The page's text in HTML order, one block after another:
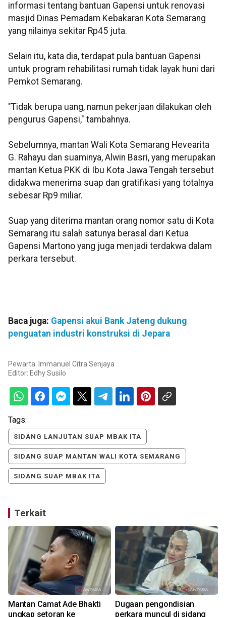
informasi tentang bantuan Gapensi untuk renovasi
masjid Dinas Pemadam Kebakaran Kota Semarang
yang nilainya sekitar Rp45 juta.
Selain itu, kata dia, terdapat pula bantuan Gapensi
untuk program rehabilitasi rumah tidak layak huni dari
Pemkot Semarang.
"Tidak berupa uang, namun pekerjaan dilakukan oleh
pengurus Gapensi," tambahnya.
Sebelumnya, mantan Wali Kota Semarang Hevearita
G. Rahayu dan suaminya, Alwin Basri, yang merupakan
mantan Ketua PKK di Ibu Kota Jawa Tengah tersebut
didakwa menerima suap dan gratifikasi yang totalnya
sebesar Rp9 miliar.
Suap yang diterima mantan orang nomor satu di Kota
Semarang itu salah satunya berasal dari Ketua
Gapensi Martono yang juga menjadi terdakwa dalam
perkara tersebut.
Baca juga: Gapensi akui Bank Jateng dukung
penguatan industri konstruksi di Jepara
Pewarta: Immanuel Citra Senjaya
Editor: Edhy Susilo
Tags:
SIDANG LANJUTAN SUAP MBAK ITA
SIDANG SUAP MANTAN WALI KOTA SEMARANG
SIDANG SUAP MBAK ITA
Terkait
Mantan Camat Ade Bhakti
ungkap setoran ke
Dugaan pengondisian
perkara muncul di sidang